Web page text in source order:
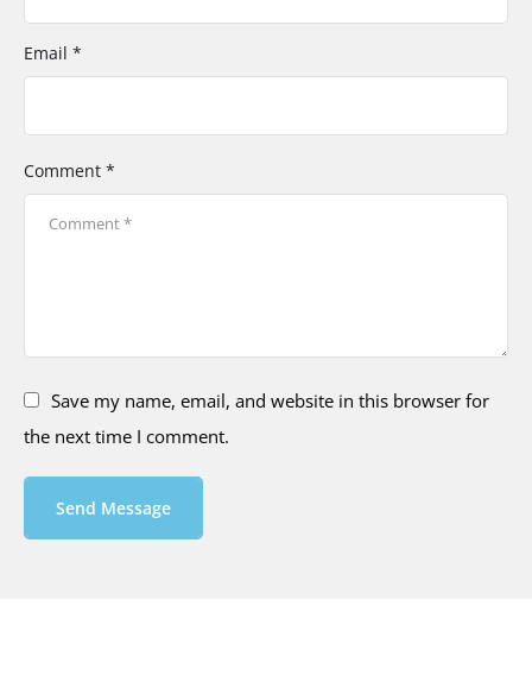
Comment *
Email *
Save my name, email, and website in this browser for
the next time I comment.
Send Message